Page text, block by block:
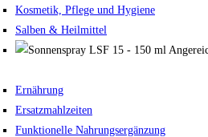
Kosmetik, Pflege und Hygiene
Salben & Heilmittel
Ernährung
Ersatzmahlzeiten
Funktionelle Nahrungsergänzung